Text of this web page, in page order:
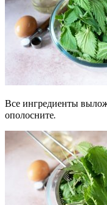
Все ингредиенты
ополосните.